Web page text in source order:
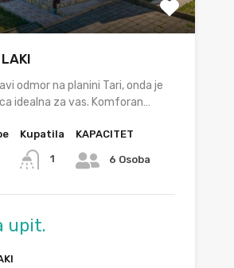
odmor na planini Tari, onda je
idealna za vas. Komforan…
Kupatila
1
KAPACITET
6 Osoba
upit.